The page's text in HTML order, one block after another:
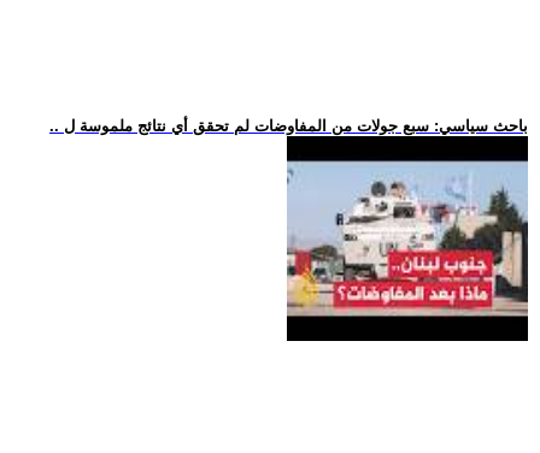
.. باحث سياسي: سبع جولات من المفاوضات لم تحقق أي نتائج ملموسة ل